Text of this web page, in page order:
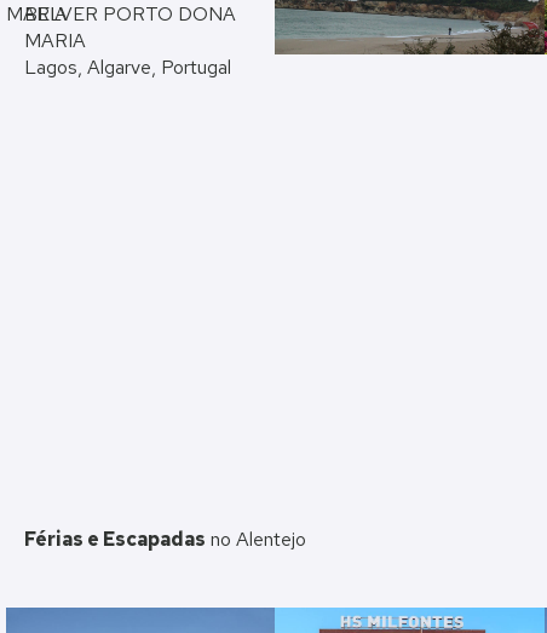
BELVER PORTO DONA
MARIA
Lagos, Algarve, Portugal
Jardim do Vau
Portimão
Férias e Escapadas no Alentejo